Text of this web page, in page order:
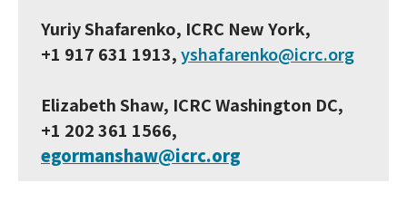
Yuriy Shafarenko, ICRC New York,
+1 917 631 1913,yshafarenko@icrc.org
Elizabeth Shaw, ICRC Washington DC,
+1 202 361 1566,
egormanshaw@icrc.org